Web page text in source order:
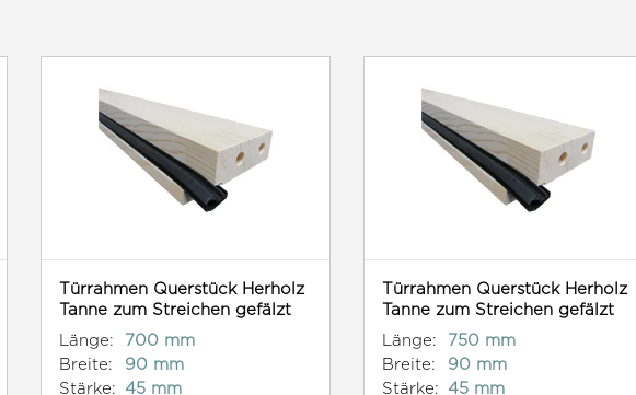
Türrahmen Querstück Herholz
Tanne zum Streichen gefälzt
Länge:
700 mm
Breite:
90 mm
Stärke:
45 mm
Türrahmen Querstück Herholz
Tanne zum Streichen gefälzt
Länge:
750 mm
Breite:
90 mm
Stärke:
45 mm